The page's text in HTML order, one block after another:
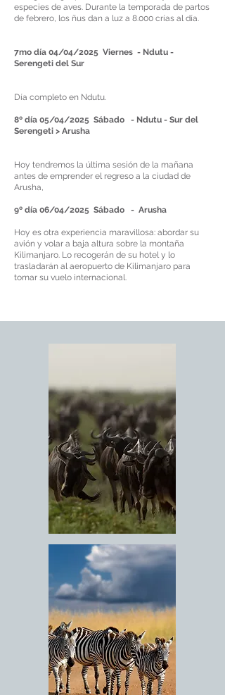
especies de aves. Durante la temporada de partos
de febrero, los ñus dan a luz a 8.000 crías al día.
7mo día 04/04/2025 Viernes - Ndutu -
Serengeti del Sur
Día completo en Ndutu.
8º día 05/04/2025 Sábado - Ndutu - Sur del
Serengeti > Arusha
Hoy tendremos la última sesión de la mañana
antes de emprender el regreso a la ciudad de
Arusha,
9º día 06/04/2025 Sábado - Arusha
Hoy es otra experiencia maravillosa: abordar su
avión y volar a baja altura sobre la montaña
Kilimanjaro. Lo recogerán de su hotel y lo
trasladarán al aeropuerto de Kilimanjaro para
tomar su vuelo internacional.